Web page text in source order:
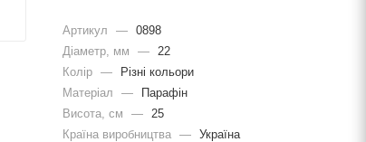
Артикул — 0898
Діаметр, мм
—
22
Колір —
Різні кольори
Матеріал
—
Парафін
Висота, см
—
25
Країна виробництва — Україна